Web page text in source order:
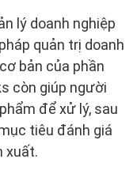
lý doanh nghiệp
quản trị doanh
bản của phần
còn giúp người
để xử lý, sau
tiêu đánh giá
xuất.